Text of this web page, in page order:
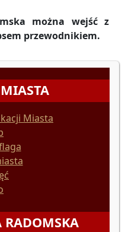
można wejść z
przewodnikiem.
Miasta
RADOMSKA